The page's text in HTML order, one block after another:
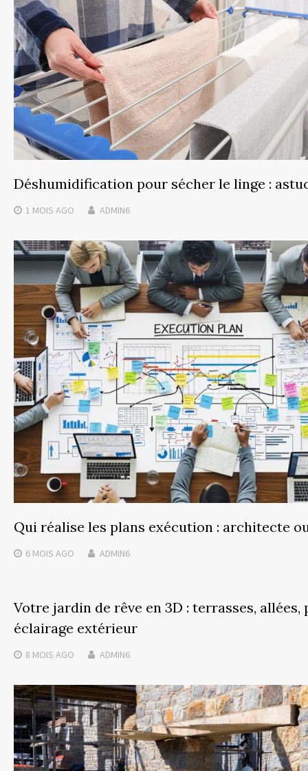
Déshumidification pour sécher le linge :
1 MOIS AGO ADMIN6
Qui réalise les plans exécution : architecte
6 MOIS AGO ADMIN6
Votre jardin de rêve en 3D : terrasses,
éclairage extérieur
8 MOIS AGO ADMIN6